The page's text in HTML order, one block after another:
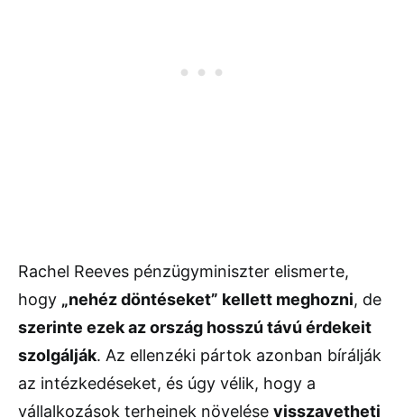
Rachel Reeves pénzügyminiszter elismerte,
hogy „nehéz döntéseket” kellett meghozni, de
szerinte ezek az ország hosszú távú érdekeit
szolgálják. Az ellenzéki pártok azonban bírálják
az intézkedéseket, és úgy vélik, hogy a
vállalkozások terheinek növelése visszavetheti